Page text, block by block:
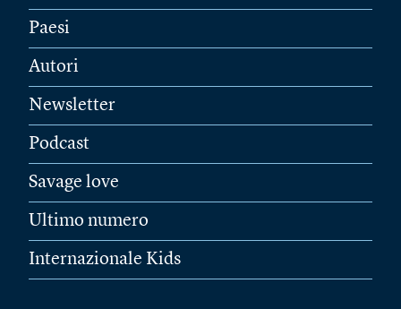
Paesi
Autori
Newsletter
Podcast
Savage love
Ultimo numero
Internazionale Kids